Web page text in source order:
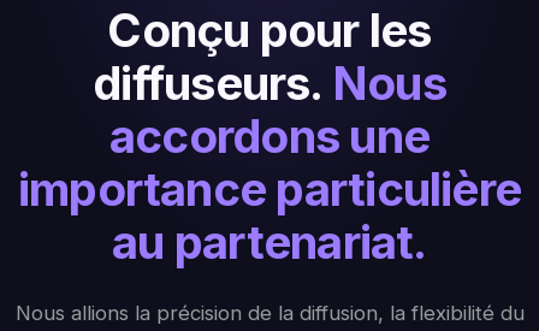
Conçu pour les
diffuseurs. Nous
accordons une
importance particulière
au partenariat.
Nous allions la précision de la diffusion, la flexibilité du